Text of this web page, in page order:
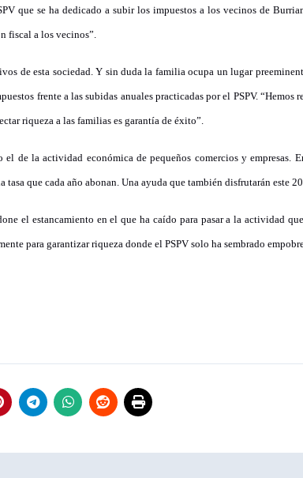
que se ha dedicado a subir los impuestos a los vecinos de
fiscal a los vecinos”.
de esta sociedad. Y sin duda la familia ocupa un lugar
frente a las subidas anuales practicadas por el PSPV. “Hemos
riqueza a las familias es garantía de éxito”.
de la actividad económica de pequeños comercios y empresas.
que cada año abonan. Una ayuda que también disfrutarán este
el estancamiento en el que ha caído para pasar a la actividad
para garantizar riqueza donde el PSPV solo ha sembrado